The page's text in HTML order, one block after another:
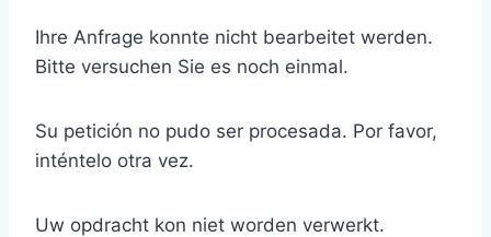
Ihre Anfrage konnte nicht bearbeitet werden.
Bitte versuchen Sie es noch einmal.
Su petición no pudo ser procesada. Por favor,
inténtelo otra vez.
Uw opdracht kon niet worden verwerkt.